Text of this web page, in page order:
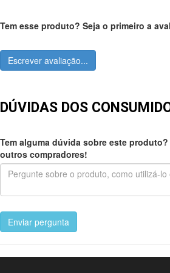
Tem esse produto? Seja o primeiro a
Escrever avaliação...
DÚVIDAS DOS
Tem alguma dúvida sobre este
outros compradores!
Enviar pergunta